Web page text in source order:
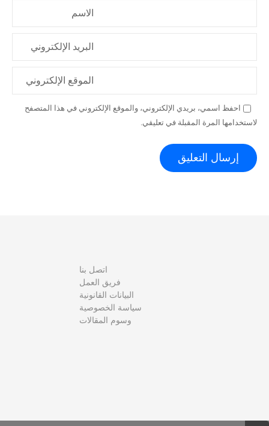
الاسم
البريد الإلكتروني
الموقع الإلكتروني
احفظ اسمي، بريدي الإلكتروني، والموقع الإلكتروني في هذا المتصفح
لاستخدامها المرة المقبلة في تعليقي.
اتصل بنا
فريق العمل
البيانات القانونية
سياسة الخصوصية
وسوم المقالات